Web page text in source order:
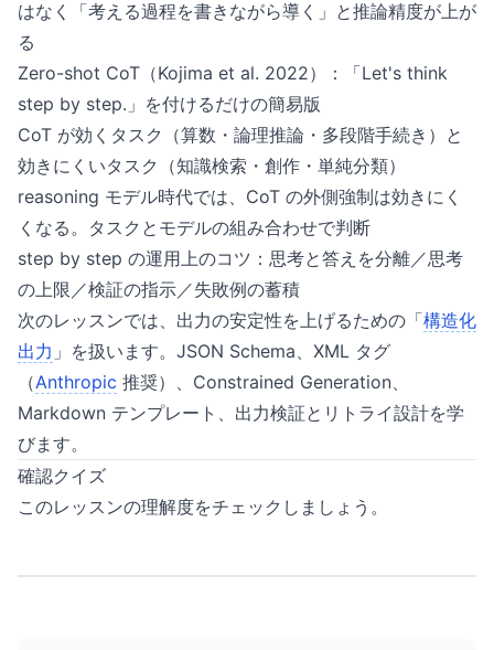
はなく「考える過程を書きながら導く」と推論精度が上が
る
Zero-shot CoT（Kojima et al. 2022）：「Let's think
step by step.」を付けるだけの簡易版
CoT が効くタスク（算数・論理推論・多段階手続き）と
効きにくいタスク（知識検索・創作・単純分類）
reasoning モデル時代では、CoT の外側強制は効きにく
くなる。タスクとモデルの組み合わせで判断
step by step の運用上のコツ：思考と答えを分離／思考
の上限／検証の指示／失敗例の蓄積
次のレッスンでは、出力の安定性を上げるための「構造化
出力 」を扱います。JSON Schema、XML タグ
（Anthropic 推奨）、Constrained Generation、
Markdown テンプレート、出力検証とリトライ設計を学
びます。
確認クイズ
このレッスンの理解度をチェックしましょう。